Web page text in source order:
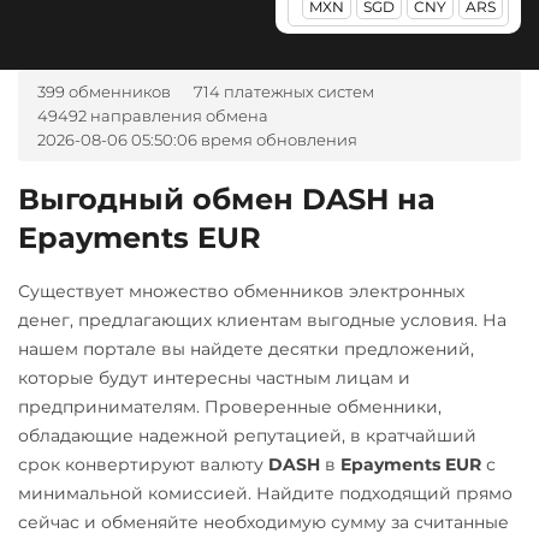
Pax Dollar (USDP)
Pol (ex-MATIC)
Ripple (XRP)
Shib
ERC20 BEP20
Solana (SOL)
StableUSD (USDS)
Starknet (STRK)
Альфа-Банк
ВТБ Банк RUB
Газпромбанк RUB
Карта Unionpay CNY
Карта UZCARD UZS
Карта МИР RUB
Любой банк
USD RUB EUR
UAH
KZT
GBP CNY
THB
JPY
TRY BYN CAD
MXN
SGD CNY ARS
399 обменников
714 платежных систем
49492 направления обмена
2026-08-06 05:50:06 время обновления
Выгодный обмен DASH на
Epayments EUR
Существует множество обменников электронных
денег, предлагающих клиентам выгодные условия. На
нашем портале вы найдете десятки предложений,
которые будут интересны частным лицам и
предпринимателям. Проверенные обменники,
обладающие надежной репутацией, в кратчайший
срок конвертируют валюту DASH в Epayments EUR с
минимальной комиссией. Найдите подходящий прямо
сейчас и обменяйте необходимую сумму за считанные